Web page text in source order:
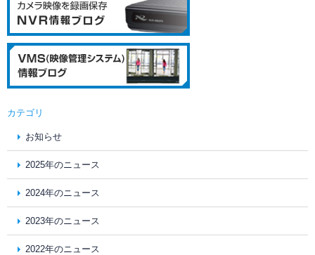
カテゴリ
お知らせ
2025年のニュース
2024年のニュース
2023年のニュース
2022年のニュース